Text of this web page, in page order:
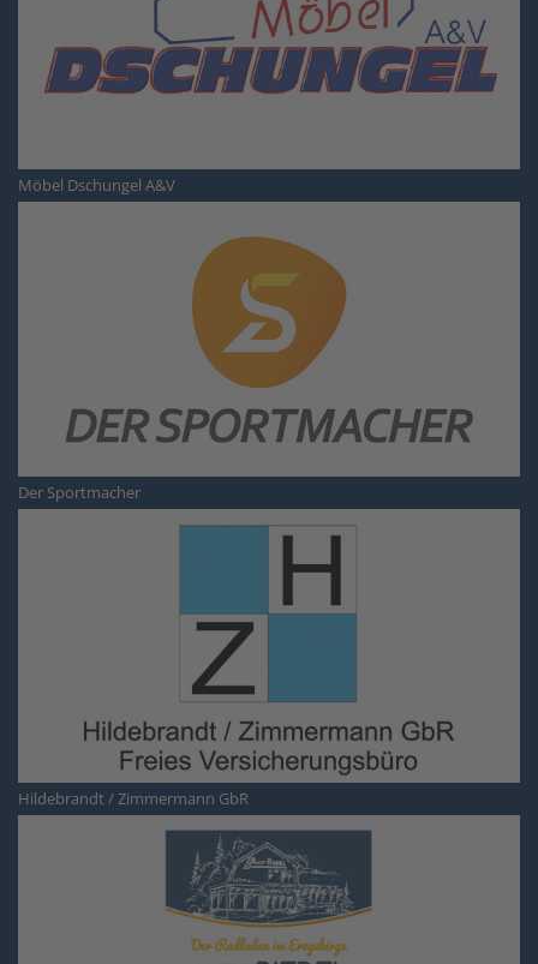
Möbel Dschungel A&V
Der Sportmacher
Hildebrandt / Zimmermann GbR